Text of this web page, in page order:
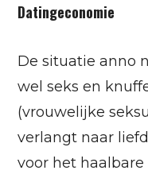
Datingeconomie
De situatie anno
wel seks en
(vrouwelijke
verlangt naar
voor het haalbare